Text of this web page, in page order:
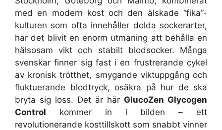
med en modern kost och den älskade “fika”-
kulturen som ofta innehåller dolda sockerarter,
har det blivit en enorm utmaning att behålla en
hälsosam vikt och stabilt blodsocker. Många
svenskar finner sig fast i en frustrerande cykel
av kronisk trötthet, smygande viktuppgång och
fluktuerande blodtryck, osäkra på hur de ska
bryta sig loss. Det är här GlucoZen Glycogen
Control kommer in i bilden – ett
revolutionerande kosttillskott som snabbt vinner